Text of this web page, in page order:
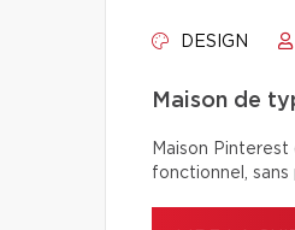
DESIGN
Maison de
Maison
fonctionnel,